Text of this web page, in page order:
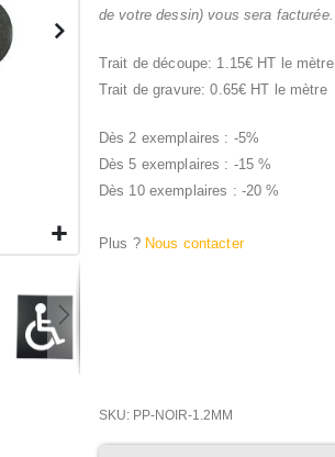
de votre dessin) vous sera facturée.
Trait de découpe: 1.15€ HT le mètre
Trait de gravure: 0.65€ HT le mètre
Dès 2 exemplaires : -5%
Dès 5 exemplaires : -15 %
Dès 10 exemplaires : -20 %
Plus ? Nous contacter
SKU PP-NOIR-1.2MM